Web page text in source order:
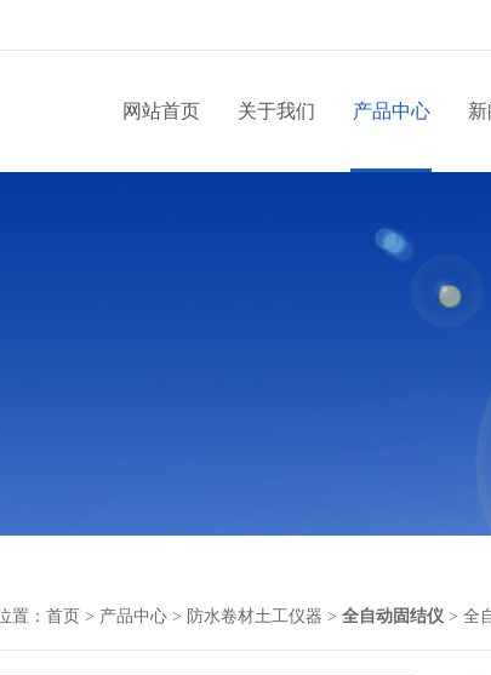
网站首页 关于我们 产品中心
置： 首页 > 产品中心 > 防水卷材土工仪器 > 全自动固结仪 > 全